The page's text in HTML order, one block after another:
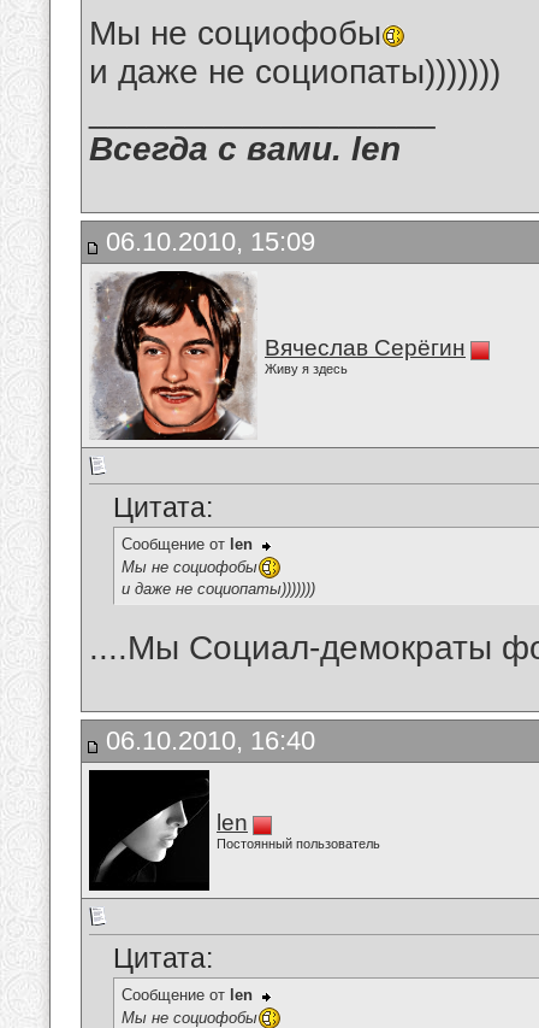
Мы не социофобы
и даже не социопаты)))))))
Всегда с вами. len
06.10.2010, 15:09
Вячеслав Серёгин
Живу я здесь
Цитата:
Сообщение от len
Мы не социофобы
и даже не социопаты)))))))
....Мы Социал-демократы
06.10.2010, 16:40
len
Постоянный пользователь
Цитата:
Сообщение от len
Мы не социофобы